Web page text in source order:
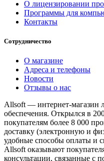
О лицензировании
Программы для
Контакты
Сотрудничество
О магазине
Адреса и телефоны
Новости
Отзывы о нас
Allsoft — интернет-магазин
обеспечения. Открылся в
покупателям более 8 000
доставку (электронную и
удобные способы оплаты и
Allsoft оказывают
консультации, связанные с